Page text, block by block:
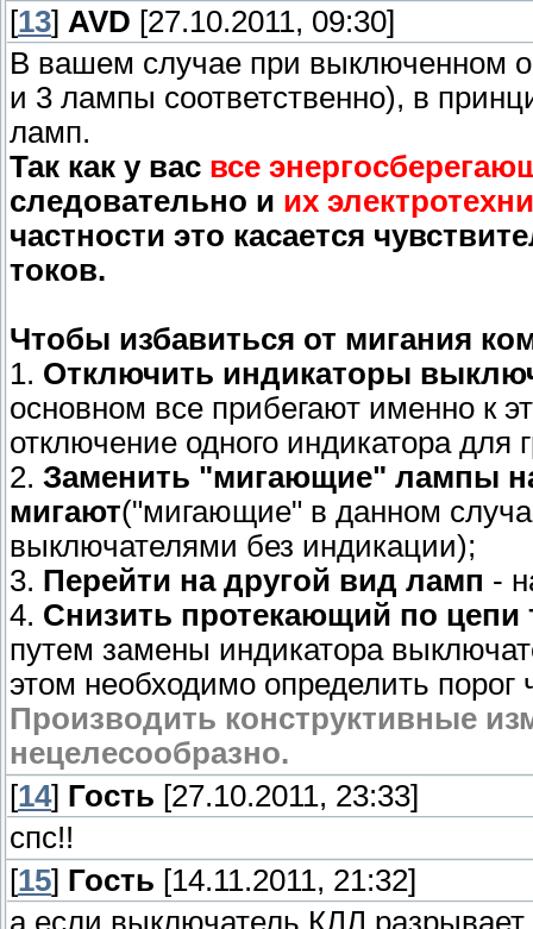
[13] AVD [27.10.2011, 09:30]
В вашем случае при выключенном
и 3 лампы соответственно), в
ламп.
Так как у вас все
следовательно и их
частности это касается
токов.
Чтобы избавиться от мигания
1. Отключить индикаторы
основном все прибегают именно к
отключение одного индикатора для
2. Заменить "мигающие" лампы
мигают("мигающие" в данном
выключателями без индикации);
3. Перейти на другой вид ламп -
4. Снизить протекающий по цепи
путем замены индикатора
этом необходимо определить порог
Производить конструктивные
нецелесообразно.
[14] Гость [27.10.2011, 23:33]
спс!!
[15] Гость [14.11.2011, 21:32]
а если выключатель КЛЛ